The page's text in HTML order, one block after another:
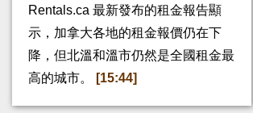
Rentals.ca 最新發布的租金報告顯
示，加拿大各地的租金報價仍在下
降，但北溫和溫市仍然是全國租金最
高的城市。
[15:44]